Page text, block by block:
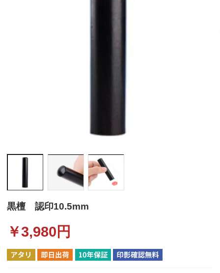
黒檀 認印10.5mm
￥3,980 円